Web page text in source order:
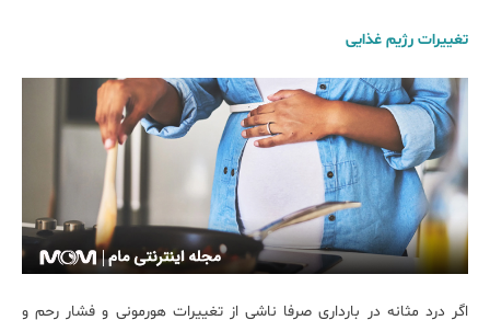
تغییرات رژیم غذایی
اگر درد مثانه در بارداری صرفا ناشی از تغییرات هورمونی و فشار رحم و